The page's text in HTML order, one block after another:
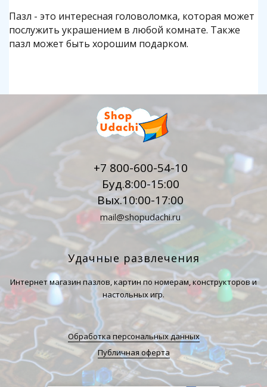
Пазл - это интересная головоломка, которая может
послужить украшением в любой комнате. Также
пазл может быть хорошим подарком.
+7 800-600-54-10
Буд.8:00-15:00
Вых.10:00-17:00
mail@shopudachi.ru
Удачные развлечения
Интернет магазин пазлов, картин по номерам, конструкторов и
настольных игр.
Обработка персональных данных
Публичная оферта